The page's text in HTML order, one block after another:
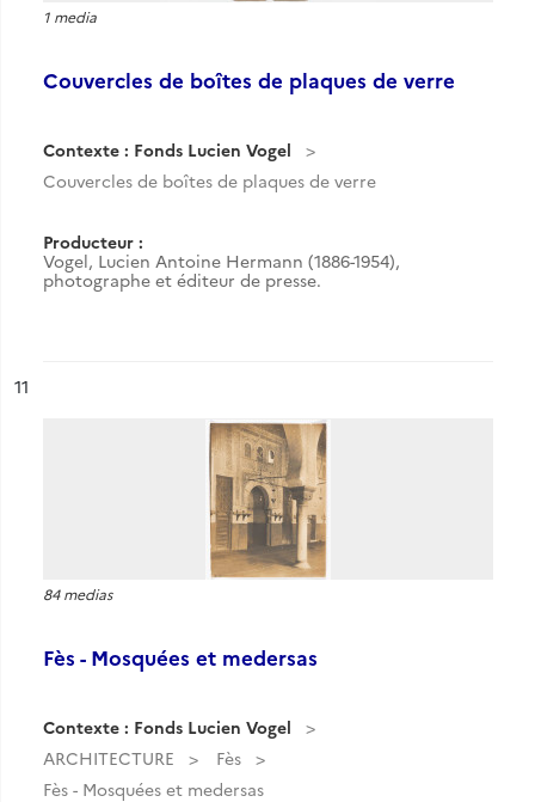
1 media
Couvercles de boîtes de plaques de verre
Contexte : Fonds Lucien Vogel
Couvercles de boîtes de plaques de verre
Producteur :
Vogel, Lucien Antoine Hermann (1886-1954),
photographe et éditeur de presse.
n°
11
84 medias
Fès - Mosquées et medersas
Contexte : Fonds Lucien Vogel
ARCHITECTURE
Fès
Fès - Mosquées et medersas